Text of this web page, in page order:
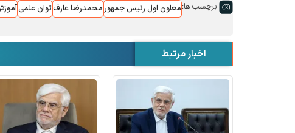
برچسب ها:معاون اول رئیس جمهورمحمدرضا عارفتوان علمی
اخبار مرتبط